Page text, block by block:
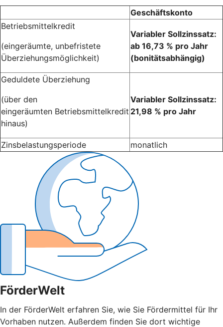
Geschäftskonto
Betriebsmittelkredit
(eingeräumte, unbefristete
Überziehungsmöglichkeit)
Variabler Sollzinssatz:
ab 16,73 % pro Jahr
(bonitätsabhängig)
Geduldete Überziehung
(über den
eingeräumten Betriebsmittelkredit
hinaus)
Variabler Sollzinssatz:
21,98 % pro Jahr
Zinsbelastungsperiode monatlich
FörderWelt
In der FörderWelt erfahren Sie, wie Sie Fördermittel für Ihr
Vorhaben nutzen. Außerdem finden Sie dort wichtige